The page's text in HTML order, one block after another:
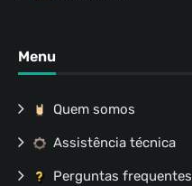
Menu
Quem somos
Assistência técnica
Perguntas frequentes